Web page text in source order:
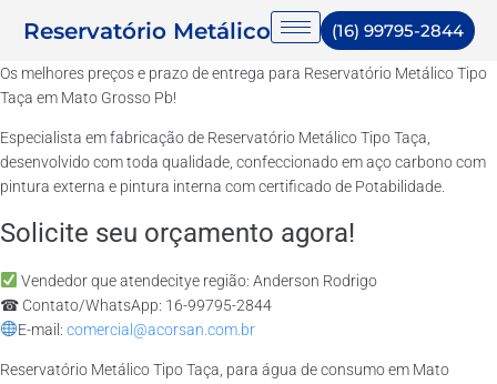
Reservatório Metálico (16) 99795-2844
Os melhores preços e prazo de entrega para Reservatório Metálico Tipo
Taça em Mato Grosso Pb!
Especialista em fabricação de Reservatório Metálico Tipo Taça,
desenvolvido com toda qualidade, confeccionado em aço carbono com
pintura externa e pintura interna com certificado de Potabilidade.
Solicite seu orçamento agora!
Vendedor que atendecitye região: Anderson Rodrigo
☎ Contato/WhatsApp: 16-99795-2844
E-mail: comercial@acorsan.com.br
Reservatório Metálico Tipo Taça, para água de consumo em Mato